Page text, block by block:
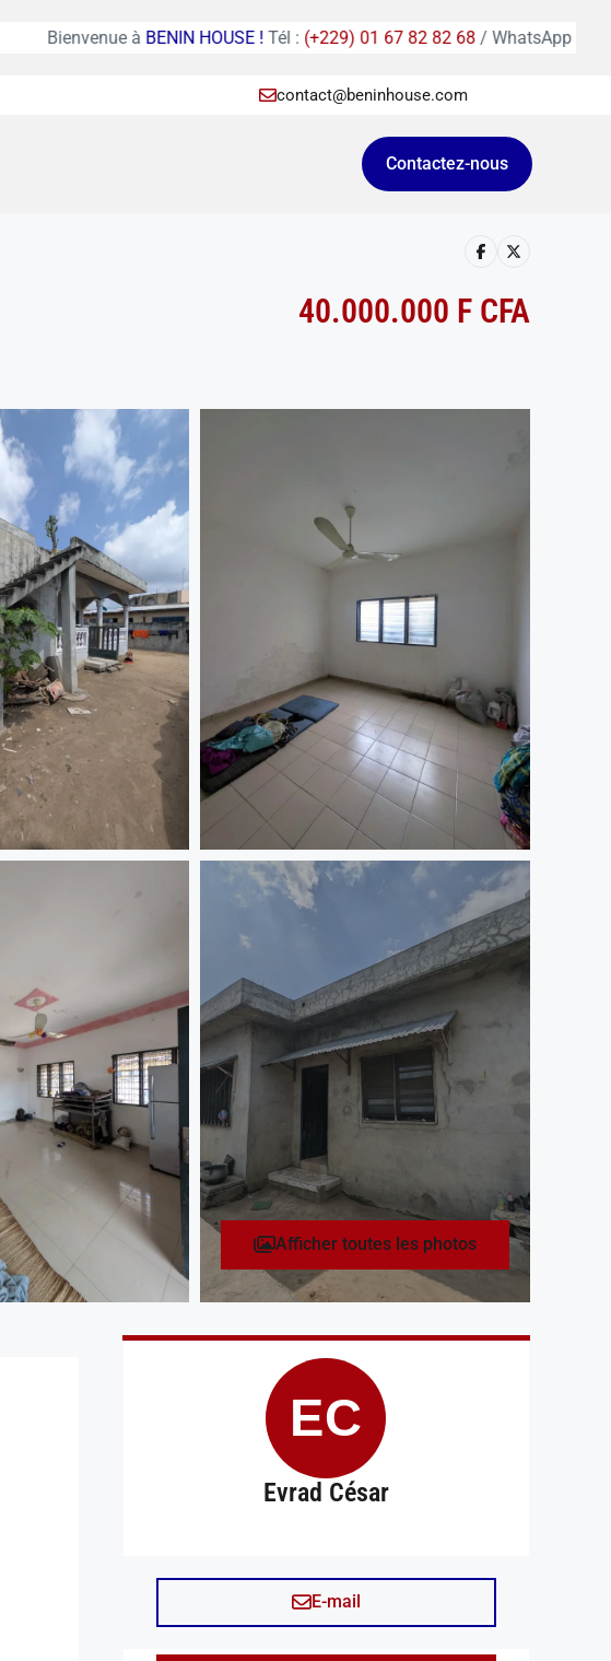
BENIN HOUSE !Tél :(+229) 01 67 82 82 68/ WhatsApp :(+229) 01 95 39 03
contact@beninhouse.com
Contactez-nous
40.000.000 F CFA
Afficher toutes les photos
EC
Evrad César
E-mail